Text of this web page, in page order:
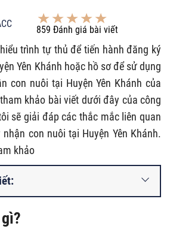
859 Đánh giá bài viết
trình tự thủ để tiến hành đăng ký
Yên Khánh hoặc hồ sơ để sử dụng
con nuôi tại Huyện Yên Khánh của
khảo bài viết dưới đây của công
sẽ giải đáp các thắc mắc liên quan
con nuôi tại Huyện Yên Khánh.
khảo